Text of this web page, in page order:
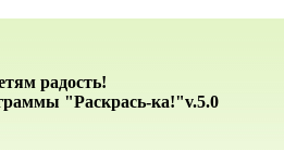
радость!
"Раскрась-ка!"v.5.0